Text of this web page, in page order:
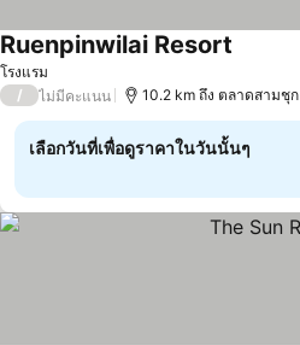
โรงแรม
Ruenpinwilai Resort
/ ไม่มีคะแนน 10.2 km ถึง ตลาดสามชุก
เลือกวันที่เพื่อดูราคาในวันนั้นๆ